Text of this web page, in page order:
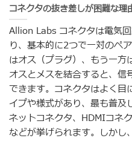
コネクタの抜き差しが困難な理
Allion Labs コネクタは電気
り、基本的に2つで一対のペ
はオス（プラグ）、もう一方
オスとメスを結合すると、信
できます。コネクタはよく目
イプや様式があり、最も普及
ネットコネクタ、HDMIコネ
などが挙げられます。しかし